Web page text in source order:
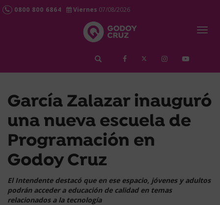
0800 800 6864 Viernes 07/08/2026
García Zalazar inauguró
una nueva escuela de
Programación en
Godoy Cruz
El Intendente destacó que en ese espacio, jóvenes y adultos
podrán acceder a educación de calidad en temas
relacionados a la tecnología